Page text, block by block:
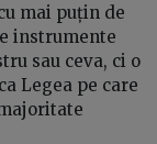
mai puțin de
instrumente
sau ceva, ci o
Legea pe care